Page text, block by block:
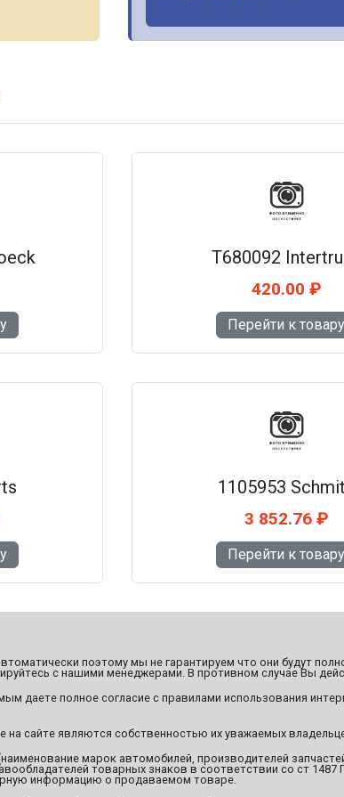
T680092
420.00 ₽
Перейти к товару
1105953
3 852.76 ₽
Перейти к товару
поэтому мы не гарантируем что они будут
с нашими менеджерами. В противном случае Вы
даете полное согласие с правилами использования
на сайте являются собственностью их уважаемых
марок автомобилей, производителей
товарных знаков в соответствии со ст
информацию о продаваемом товаре.